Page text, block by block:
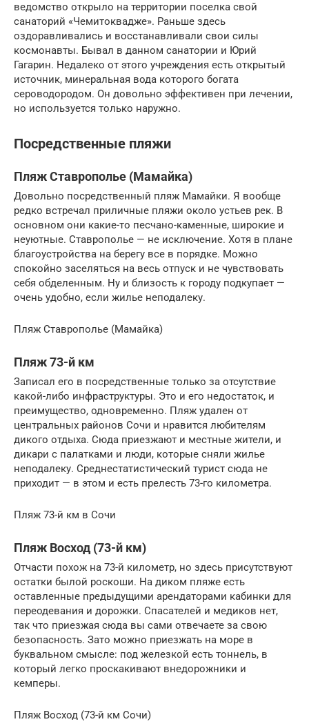
ведомство открыло на территории поселка свой
санаторий «Чемитоквадже». Раньше здесь
оздоравливались и восстанавливали свои силы
космонавты. Бывал в данном санатории и Юрий
Гагарин. Недалеко от этого учреждения есть открытый
источник, минеральная вода которого богата
сероводородом. Он довольно эффективен при лечении,
но используется только наружно.
Посредственные пляжи
Пляж Ставрополье (Мамайка)
Довольно посредственный пляж Мамайки. Я вообще
редко встречал приличные пляжи около устьев рек. В
основном они какие-то песчано-каменные, широкие и
неуютные. Ставрополье — не исключение. Хотя в плане
благоустройства на берегу все в порядке. Можно
спокойно заселяться на весь отпуск и не чувствовать
себя обделенным. Ну и близость к городу подкупает —
очень удобно, если жилье неподалеку.
Пляж Ставрополье (Мамайка)
Пляж 73-й км
Записал его в посредственные только за отсутствие
какой-либо инфраструктуры. Это и его недостаток, и
преимущество, одновременно. Пляж удален от
центральных районов Сочи и нравится любителям
дикого отдыха. Сюда приезжают и местные жители, и
дикари с палатками и люди, которые сняли жилье
неподалеку. Среднестатистический турист сюда не
приходит — в этом и есть прелесть 73-го километра.
Пляж 73-й км в Сочи
Пляж Восход (73-й км)
Отчасти похож на 73-й километр, но здесь присутствуют
остатки былой роскоши. На диком пляже есть
оставленные предыдущими арендаторами кабинки для
переодевания и дорожки. Спасателей и медиков нет,
так что приезжая сюда вы сами отвечаете за свою
безопасность. Зато можно приезжать на море в
буквальном смысле: под железкой есть тоннель, в
который легко проскакивают внедорожники и
кемперы.
Пляж Восход (73-й км Сочи)